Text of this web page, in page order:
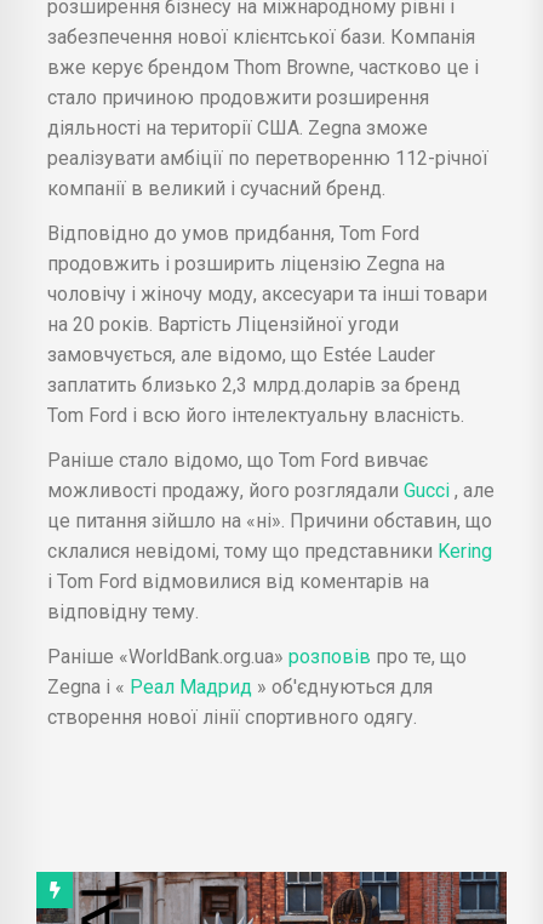
розширення бізнесу на міжнародному рівні і
забезпечення нової клієнтської бази. Компанія
вже керує брендом Thom Browne, частково це і
стало причиною продовжити розширення
діяльності на території США. Zegna зможе
реалізувати амбіції по перетворенню 112-річної
компанії в великий і сучасний бренд.
Відповідно до умов придбання, Tom Ford
продовжить і розширить ліцензію Zegna на
чоловічу і жіночу моду, аксесуари та інші товари
на 20 років. Вартість Ліцензійної угоди
замовчується, але відомо, що Estée Lauder
заплатить близько 2,3 млрд.доларів за бренд
Tom Ford і всю його інтелектуальну власність.
Раніше стало відомо, що Tom Ford вивчає
можливості продажу, його розглядали Gucci , але
це питання зійшло на «ні». Причини обставин, що
склалися невідомі, тому що представники Kering
і Tom Ford відмовилися від коментарів на
відповідну тему.
Раніше «WorldBank.org.ua» розповів про те, що
Zegna і « Реал Мадрид » об'єднуються для
створення нової лінії спортивного одягу.